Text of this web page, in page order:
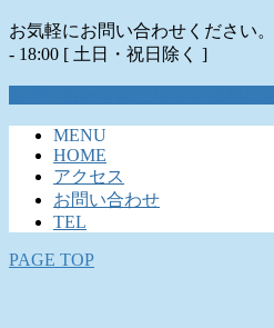
お気軽にお問い合わせください。
- 18:00 [ 土日・祝日除く ]
MENU
HOME
アクセス
お問い合わせ
TEL
PAGE TOP